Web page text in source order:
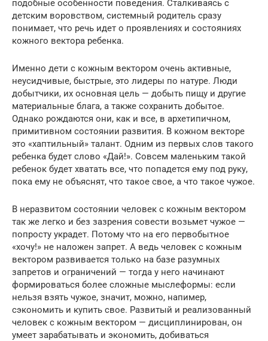
подобные особенности поведения. Сталкиваясь с
детским воровством, системный родитель сразу
понимает, что речь идет о проявлениях и состояниях
кожного вектора ребенка.
Именно дети с кожным вектором очень активные,
неусидчивые, быстрые, это лидеры по натуре. Люди
добытчики, их основная цель — добыть пищу и другие
материальные блага, а также сохранить добытое.
Однако рождаются они, как и все, в архетипичном,
примитивном состоянии развития. В кожном векторе
это «хаптильный» талант. Одним из первых слов такого
ребенка будет слово «Дай!». Совсем маленьким такой
ребенок будет хватать все, что попадется ему под руку,
пока ему не объяснят, что такое свое, а что такое чужое.
В неразвитом состоянии человек с кожным вектором
так же легко и без зазрения совести возьмет чужое —
попросту украдет. Потому что на его первобытное
«хочу!» не наложен запрет. А ведь человек с кожным
вектором развивается только на базе разумных
запретов и ограничений — тогда у него начинают
формироваться более сложные мыслеформы: если
нельзя взять чужое, значит, можно, напимер,
сэкономить и купить свое. Развитый и реализованный
человек с кожным вектором — дисциплинирован, он
умеет зарабатывать и экономить, добиваться